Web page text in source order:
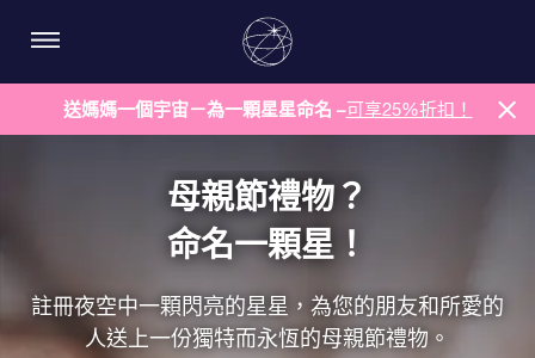
送媽媽一個宇宙－為一顆星星命名 –可享25%折扣！
母親節禮物？
命名一顆星！
註冊夜空中一顆閃亮的星星，為您的朋友和所愛的
人送上一份獨特而永恆的母親節禮物。